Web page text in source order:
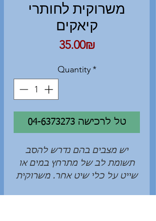
משרוקית לחותרי
קיאקים
‏35.00 ‏₪Price
Quantity *
04-6373273 טל לרכישה
יש מצבים בהם נדרש להסב
תשומת לב של מתרחץ במים או
שייט על כלי שיט אחר. משרוקית